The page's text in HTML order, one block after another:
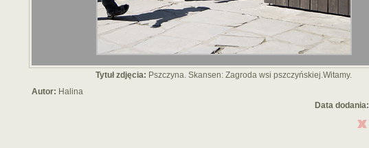
Tytuł zdjęcia: Pszczyna. Skansen: Zagroda wsi pszczyńskiej.Witamy.
Autor: Halina
Data dodania: